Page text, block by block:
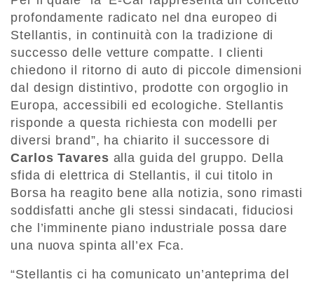
profondamente radicato nel dna europeo di
Stellantis, in continuità con la tradizione di
successo delle vetture compatte. I clienti
chiedono il ritorno di auto di piccole dimensioni
dal design distintivo, prodotte con orgoglio in
Europa, accessibili ed ecologiche. Stellantis
risponde a questa richiesta con modelli per
diversi brand”, ha chiarito il successore di
Carlos Tavares alla guida del gruppo. Della
sfida di elettrica di Stellantis, il cui titolo in
Borsa ha reagito bene alla notizia, sono rimasti
soddisfatti anche gli stessi sindacati, fiduciosi
che l’imminente piano industriale possa dare
una nuova spinta all’ex Fca.
“Stellantis ci ha comunicato un’anteprima del